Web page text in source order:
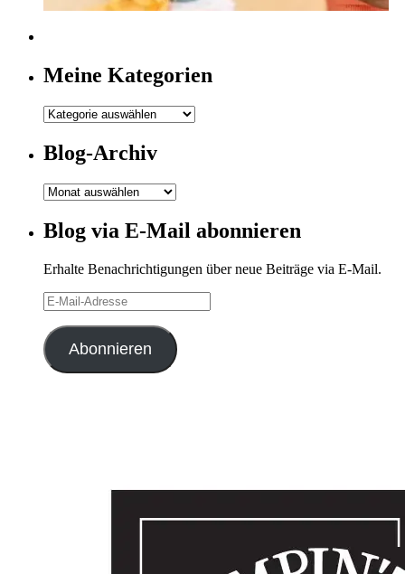
Meine Kategorien
Meine
Blog-Archiv
Blog-
Blog via E-Mail abonnieren
Erhalte Benachrichtigungen über neue Beiträge via E-Mail.
E-
Mail-
Adresse
Abonnieren